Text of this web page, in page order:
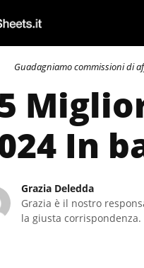
Guadagniamo commissioni di
In
Grazia Deledda
Grazia è il nostro
la giusta